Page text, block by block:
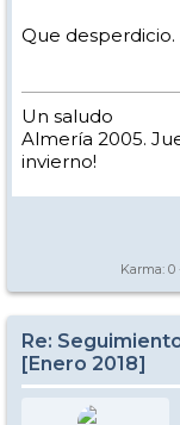
Que desperdicio.
Un saludo
Almería 2005.
invierno!
Karma: 0
Re:
[Enero 2018]